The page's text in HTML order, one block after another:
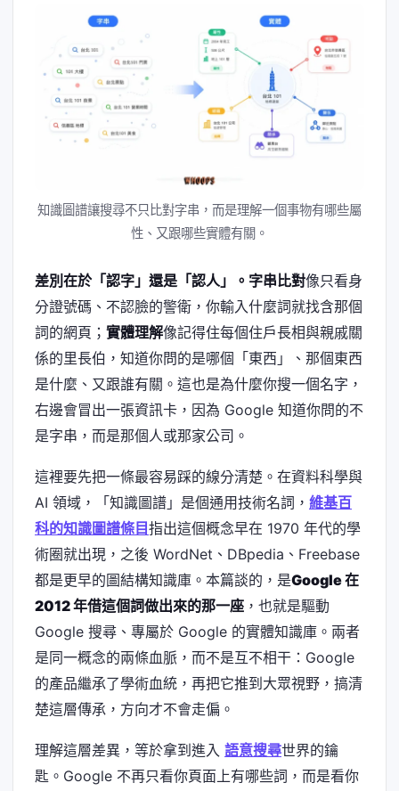
知識圖譜讓搜尋不只比對字串，而是理解一個事物有哪些屬
性、又跟哪些實體有關。
差別在於「認字」還是「認人」。 字串比對像只看身
分證號碼、不認臉的警衛，你輸入什麼詞就找含那個
詞的網頁； 實體理解像記得住每個住戶長相與親戚關
係的里長伯，知道你問的是哪個「東西」、那個東西
是什麼、又跟誰有關。這也是為什麼你搜一個名字，
右邊會冒出一張資訊卡，因為 Google 知道你問的不
是字串，而是那個人或那家公司。
這裡要先把一條最容易踩的線分清楚。在資料科學與
AI 領域，「知識圖譜」是個通用技術名詞， 維基百
科的知識圖譜條目指出這個概念早在 1970 年代的學
術圈就出現，之後 WordNet、DBpedia、Freebase
都是更早的圖結構知識庫。本篇談的，是Google 在
2012 年借這個詞做出來的那一座 ，也就是驅動
Google 搜尋、專屬於 Google 的實體知識庫。兩者
是同一概念的兩條血脈，而不是互不相干：Google
的產品繼承了學術血統，再把它推到大眾視野，搞清
楚這層傳承，方向才不會走偏。
理解這層差異，等於拿到進入 語意搜尋世界的鑰
匙。Google 不再只看你頁面上有哪些詞，而是看你